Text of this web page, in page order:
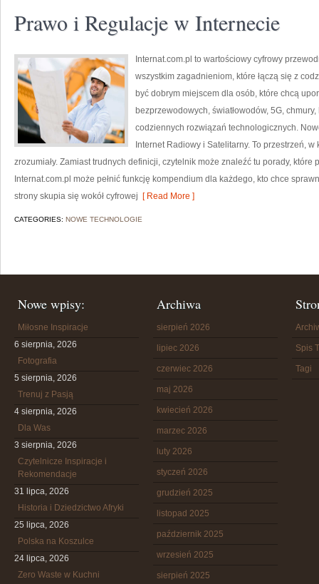
Prawo i Regulacje w Internecie
Internat.com.pl to wartościowy cyfrowy
wszystkim zagadnieniom, które łączą się z
być dobrym miejscem dla osób, które chcą
bezprzewodowych, światłowodów, 5G,
codziennych rozwiązań technologicznych.
Internet Radiowy i Satelitarny. To przestrzeń,
zrozumiały. Zamiast trudnych definicji, czytelnik może znaleźć tu porady,
Internat.com.pl może pełnić funkcję kompendium dla każdego, kto chce
strony skupia się wokół cyfrowej [ Read More ]
CATEGORIES: NOWE TECHNOLOGIE
Nowe wpisy:
Miłosne Inspiracje
6 sierpnia, 2026
Fotografia
5 sierpnia, 2026
Trenuj z Pasją
4 sierpnia, 2026
Dla Was
3 sierpnia, 2026
Czytelnicze Inspiracje i
Rekomendacje
31 lipca, 2026
Historia i Dziedzictwo Afryki
25 lipca, 2026
Polska na Koszulce
24 lipca, 2026
Zero Waste w Kuchni
Archiwa
sierpień 2026
lipiec 2026
czerwiec 2026
maj 2026
kwiecień 2026
marzec 2026
luty 2026
styczeń 2026
grudzień 2025
listopad 2025
październik 2025
wrzesień 2025
sierpień 2025
Spis
Tagi